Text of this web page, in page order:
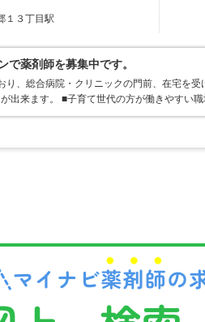
１３丁目駅
で薬剤師を募集中です。
り、総合病院・クリニックの門前、在宅を
出来ます。 ■子育て世代の方が働きやすい